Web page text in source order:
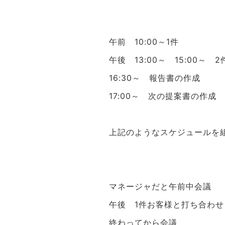
午前 10:00～1件
午後 13:00～ 15:00～ 2
16:30～ 報告書の作成
17:00～ 次の提案書の作成
上記のようなスケジュールを
マネージャだと午前中会議
午後 1件お客様と打ち合わせ
終わってから会議